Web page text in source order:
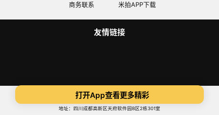
打开App查看更多精彩
商务联系 米拍APP下载
友情链接
Copyright 2014-2025 米拍（成都）视觉科技有限公司 版权所有
蜀ICP备14015734号
ICP证:川B2-20180306
地址：四川成都高新区天府软件园B区2栋301室